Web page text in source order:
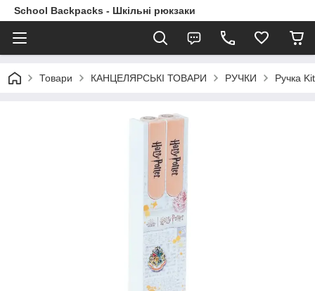
School Backpacks - Шкільні рюкзаки
Товари КАНЦЕЛЯРСЬКІ ТОВАРИ РУЧКИ Ручка